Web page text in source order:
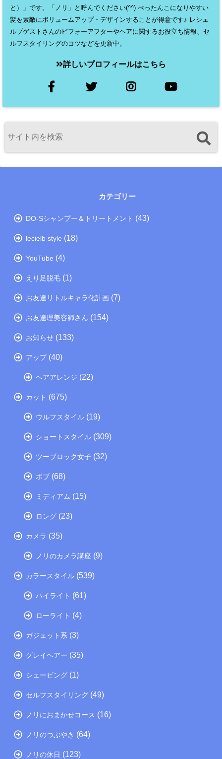
と）」です。「ノリ」と呼んでください(^^) ぺったんこになりやすい
髪を素敵にボリュームアップ・デザインすることが得意です♪ レシェ
ルブゲストさんのビフォーアフターやヘアに関するお役立ち情報、セ
ルフスタイリングのコツなどを更新中。
詳しいプロフィールはこちら
カテゴリー
DO-Sシャンプー＆トリートメント (43)
lecielb style (18)
YouTube (4)
えり足脱毛 (1)
お友達リトルキャラ化計画 (7)
お友達理美容師さん (154)
お知らせ (133)
アップ(40)
ヘアアレンジ (22)
カット (675)
ウルフスタイル (19)
ショートスタイル (309)
ツーブロック女子 (32)
ボブ (68)
ミディアム (15)
ロング (23)
カメラ (35)
ノリのカメラ講座 (9)
カラースタイル (539)
ハイライト (61)
ローライト (4)
ガジェット系 (3)
グレイヘアー (35)
シェービング (1)
セルフスタイリング (49)
ノリにおまかせコース (16)
ノリのつぶやき (64)
ノリの休日 (123)